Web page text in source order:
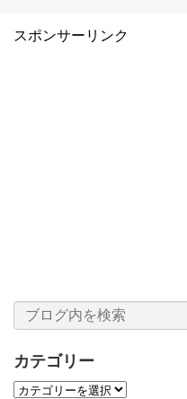
スポンサーリンク
カテゴリー
カ